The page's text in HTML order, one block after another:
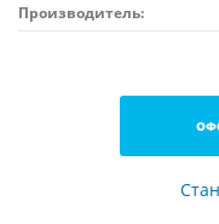
Производитель: